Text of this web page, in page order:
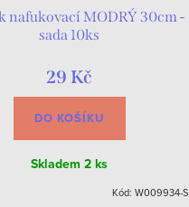
nafukovací MODRÝ 30cm -
sada 10ks
29 Kč
DO KOŠÍKU
Skladem2 ks
Kód: W009934-S